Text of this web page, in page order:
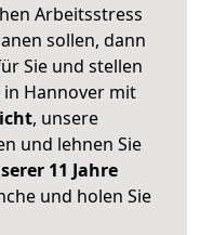
Arbeitsstress
sollen, dann
Sie und stellen
in Hannover mit
, unsere
und lehnen Sie
11 Jahre
und holen Sie